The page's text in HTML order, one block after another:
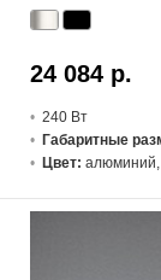
24 084 р.
240 Вт
Габаритные
Цвет: